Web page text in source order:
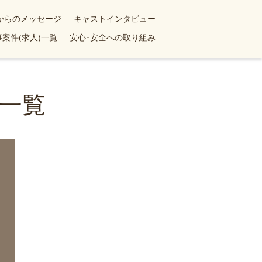
らのメッセージ
キャストインタビュー
案件(求人)一覧
安心･安全への取り組み
覧